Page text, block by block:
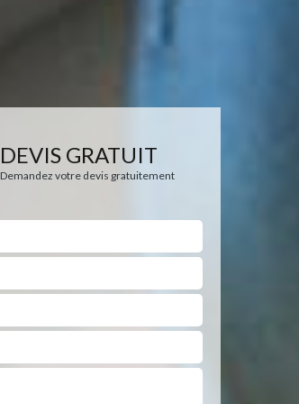
DEVIS GRATUIT
Demandez votre devis gratuitement